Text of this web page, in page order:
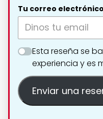
Tu correo electrónico
Esta reseña se
experiencia y es
Enviar una